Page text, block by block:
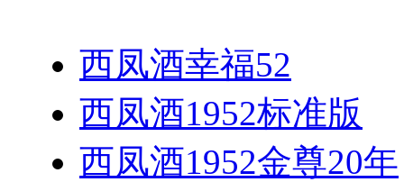
西凤酒幸福52
西凤酒1952标准版
西凤酒1952金尊20年